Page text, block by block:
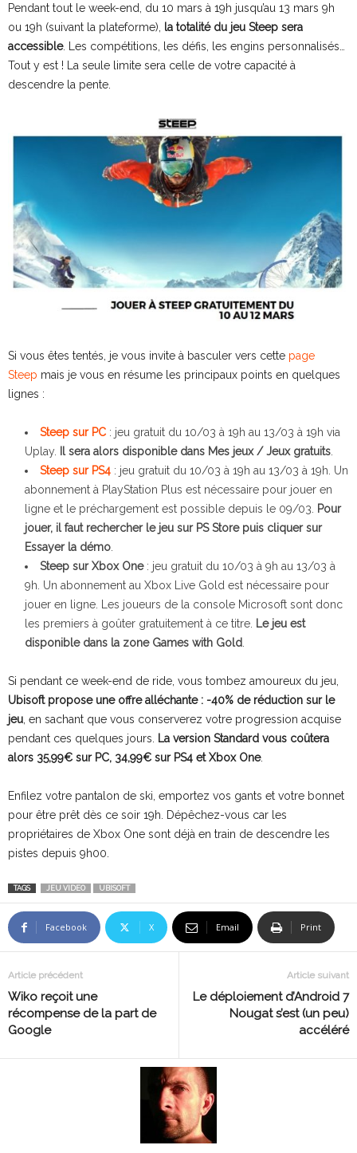
Pendant tout le week-end, du 10 mars à 19h jusqu’au 13 mars 9h
ou 19h (suivant la plateforme),
la totalité du jeu Steep sera
accessible. Les compétitions, les défis, les engins personnalisés…
Tout y est ! La seule limite sera celle de votre capacité à
descendre la pente.
Si vous êtes tentés, je vous invite à basculer vers cette page
Steep mais je vous en résume les principaux points en quelques
lignes :
Steep sur PC : jeu gratuit du 10/03 à 19h au 13/03 à 19h via
Uplay.
Il sera alors disponible dans Mes jeux / Jeux gratuits
Steep sur PS4 : jeu gratuit du 10/03 à 19h au 13/03 à 19h. Un
abonnement à PlayStation Plus est nécessaire pour jouer en
ligne et le préchargement est possible depuis le 09/03.
Pour
jouer, il faut rechercher le jeu sur PS Store puis cliquer sur
Essayer la démo
Steep sur Xbox One: jeu gratuit du 10/03 à 9h au 13/03 à
9h. Un abonnement au Xbox Live Gold est nécessaire pour
jouer en ligne. Les joueurs de la console Microsoft sont donc
les premiers à goûter gratuitement à ce titre. Le jeu est
disponible dans la zone Games with Gold
Si pendant ce week-end de ride, vous tombez amoureux du jeu,
Ubisoft propose une offre alléchante : -40% de réduction sur le
jeu , en sachant que vous conserverez votre progression acquise
pendant ces quelques jours.
La version Standard vous coûtera
alors 35,99€ sur PC, 34,99€ sur PS4 et Xbox One.
Enfilez votre pantalon de ski, emportez vos gants et votre bonnet
pour être prêt dès ce soir 19h. Dépêchez-vous car les
propriétaires de Xbox One sont déjà en train de descendre les
pistes depuis 9h00.
TAGS JEU VIDEO UBISOFT
Facebook X Email Print
Article précédent
Wiko reçoit une
récompense de la part de
Google
Article suivant
Le déploiement d’Android 7
Nougat s’est (un peu)
accéléré